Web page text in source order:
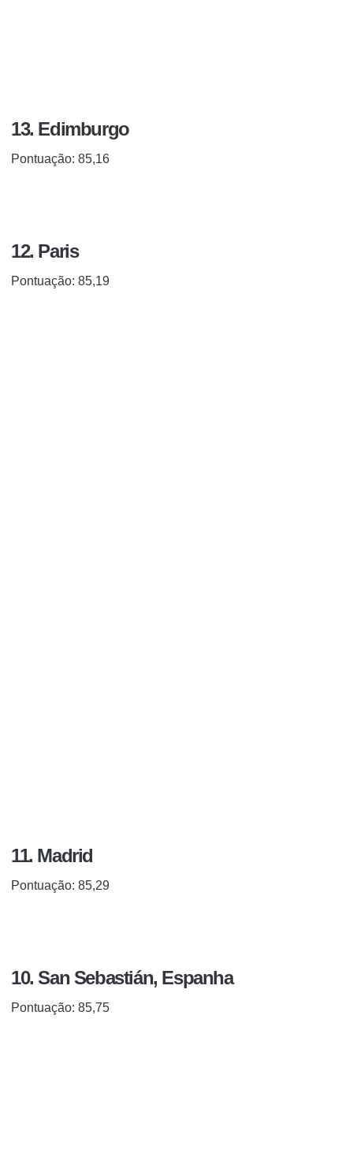
13. Edimburgo
Pontuação: 85,16
12. Paris
Pontuação: 85,19
11. Madrid
Pontuação: 85,29
10. San Sebastián, Espanha
Pontuação: 85,75